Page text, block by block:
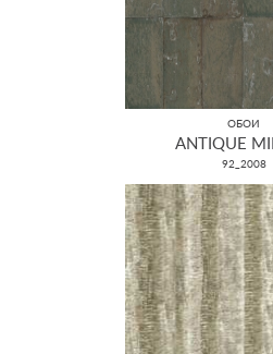
ОБОИ
ANTIQUE
92_2008